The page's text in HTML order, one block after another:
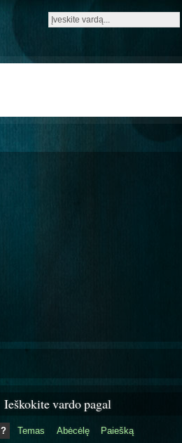
Ieškokite vardo pagal
? Temas Abėcėlę
Paiešką